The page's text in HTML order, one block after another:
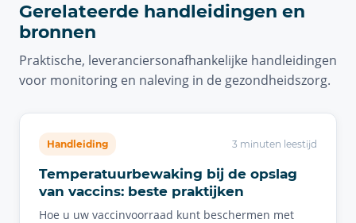
Gerelateerde handleidingen en
bronnen
Praktische, leveranciersonafhankelijke handleidingen
voor monitoring en naleving in de gezondheidszorg.
Handleiding 3 minuten leestijd
Temperatuurbewaking bij de opslag
van vaccins: beste praktijken
Hoe u uw vaccinvoorraad kunt beschermen met